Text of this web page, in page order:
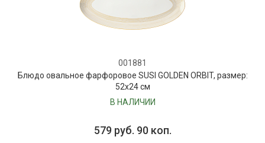
001881
Блюдо овальное фарфоровое SUSI GOLDEN ORBIT, размер:
52х24 см
В НАЛИЧИИ
579 руб. 90 коп.